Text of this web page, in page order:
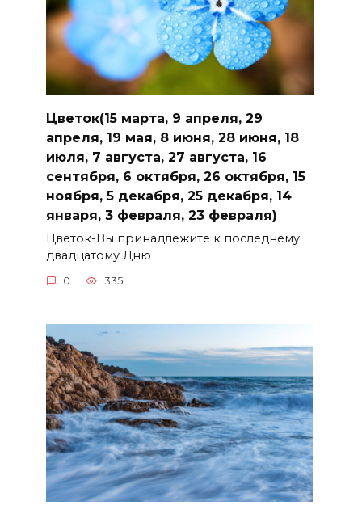
Цветок(15 марта, 9 апреля, 29
апреля, 19 мая, 8 июня, 28 июня, 18
июля, 7 августа, 27 августа, 16
сентября, 6 октября, 26 октября, 15
ноября, 5 декабря, 25 декабря, 14
января, 3 февраля, 23 февраля)
Цветок-Вы принадлежите к последнему
двадцатому Дню
0 335